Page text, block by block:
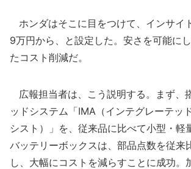
ホンダはそこに目をつけて、インサイ
9万円から、と設定した。安さを可能に
たコスト削減だ。
広報担当者は、こう説明する。まず、
ッドシステム「IMA（インテグレーテッ
シスト）」を、従来品に比べて小型・軽
バッテリーボックスは、部品点数を従来
し、大幅にコストを減らすことに成功。